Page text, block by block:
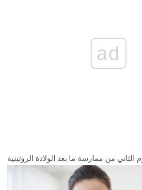
ad
الثاني من ممارسة ما بعد الولادة الروتينية